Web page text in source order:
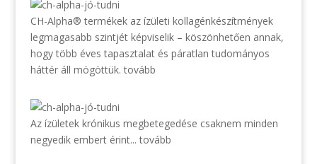
CH-Alpha® termékek az ízületi kollagénkészítmények
legmagasabb szintjét képviselik – köszönhetően annak,
hogy több éves tapasztalat és páratlan tudományos
háttér áll mögöttük.tovább
Az ízületek krónikus megbetegedése csaknem minden
negyedik embert érint...tovább